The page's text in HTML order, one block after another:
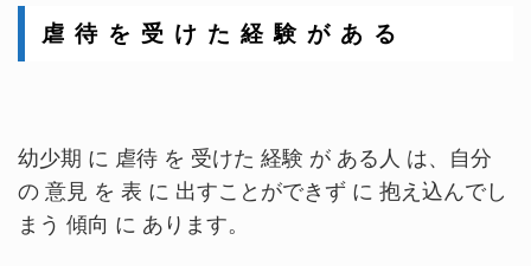
虐 待 を 受 け た 経 験 が あ る
幼少期 に 虐待 を 受けた 経験 が ある人 は、自分
の 意見 を 表 に 出すことができず に 抱え込んでし
まう 傾向 に あります。